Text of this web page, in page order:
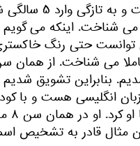
می شناخت. اینکه می
حتی رنگ
بنابراین تشویق شدیم
انگلیسی هست و با
مثال قادر به تشخیص